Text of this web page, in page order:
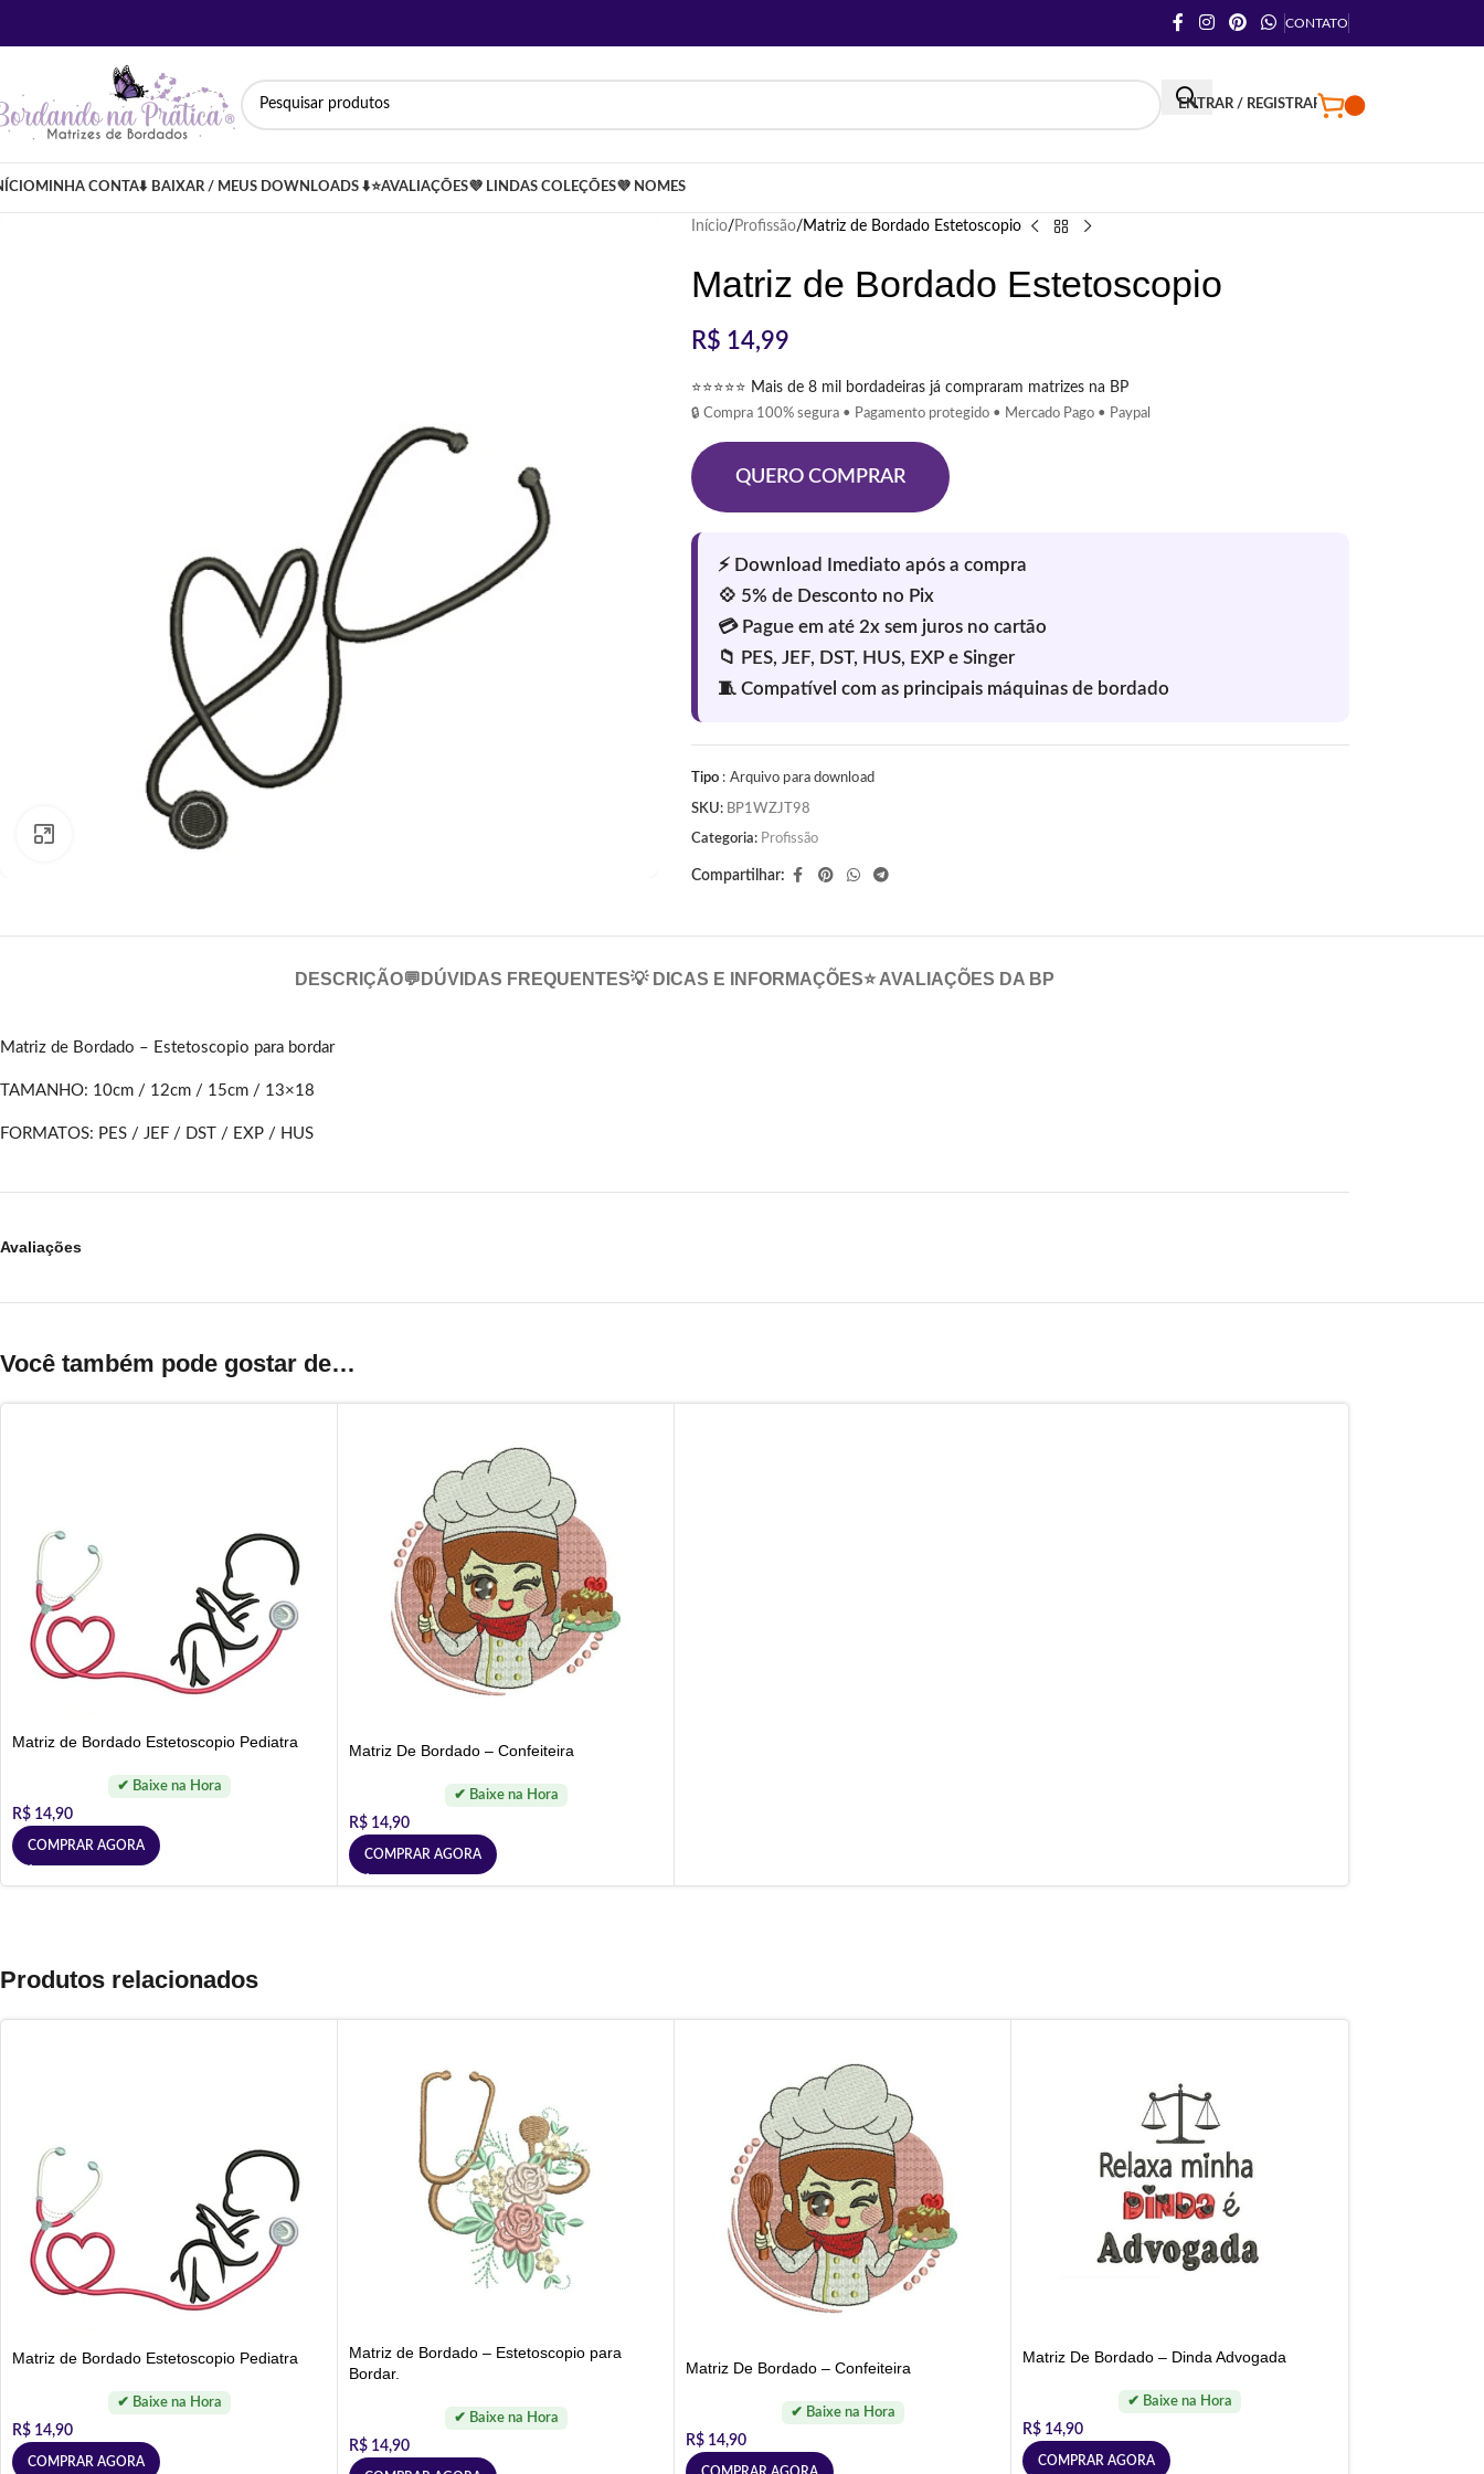
CONTATO
ENTRAR / REGISTRAR
MINHA CONTA⬇️ BAIXAR / MEUS DOWNLOADS ⬇️⭐AVALIAÇÕES💜 LINDAS COLEÇÕES💜 NOMES
Clique para ampliar
Início Profissão Matriz de Bordado Estetoscopio
Matriz de Bordado Estetoscopio
R$ 14,99
⭐⭐⭐⭐⭐ Mais de 8 mil bordadeiras já compraram matrizes na BP
🔒 Compra 100% segura • Pagamento protegido • Mercado Pago • Paypal
QUERO COMPRAR
Tipo : Arquivo para download
SKU: BP1WZJT98
Categoria: Profissão
Compartilhar:
DESCRIÇÃO💬DÚVIDAS FREQUENTES💡 DICAS E INFORMAÇÕES⭐ AVALIAÇÕES DA BP
Matriz de Bordado – Estetoscopio para bordar
TAMANHO: 10cm / 12cm / 15cm / 13×18
FORMATOS: PES / JEF / DST / EXP / HUS
Avaliações
Você também pode gostar de…
Matriz de Bordado Estetoscopio Pediatra
R$ 14,90
COMPRAR AGORA
Matriz De Bordado – Confeiteira
R$ 14,90
COMPRAR AGORA
Produtos relacionados
Matriz de Bordado Estetoscopio Pediatra
R$ 14,90
COMPRAR AGORA
Matriz de Bordado – Estetoscopio para
Bordar.
R$ 14,90
Matriz De Bordado – Confeiteira
R$ 14,90
Matriz De Bordado – Dinda Advogada
R$ 14,90
COMPRAR AGORA